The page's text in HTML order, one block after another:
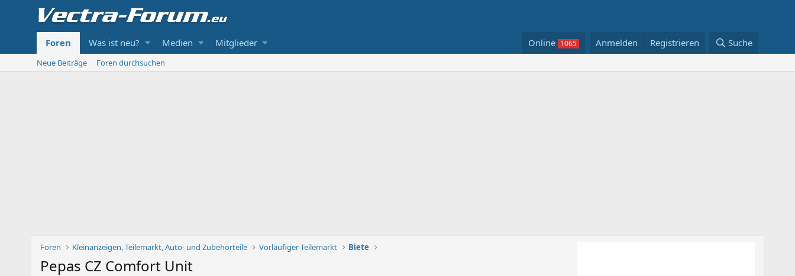
Foren Was ist neu? Medien Mitglieder Online Anmelden Registrieren Suche
Neue Beiträge Foren durchsuchen
Foren Kleinanzeigen, Teilemarkt, Auto- und Zubehörteile Vorläufiger Teilemarkt Biete
Pepas CZ Comfort Unit